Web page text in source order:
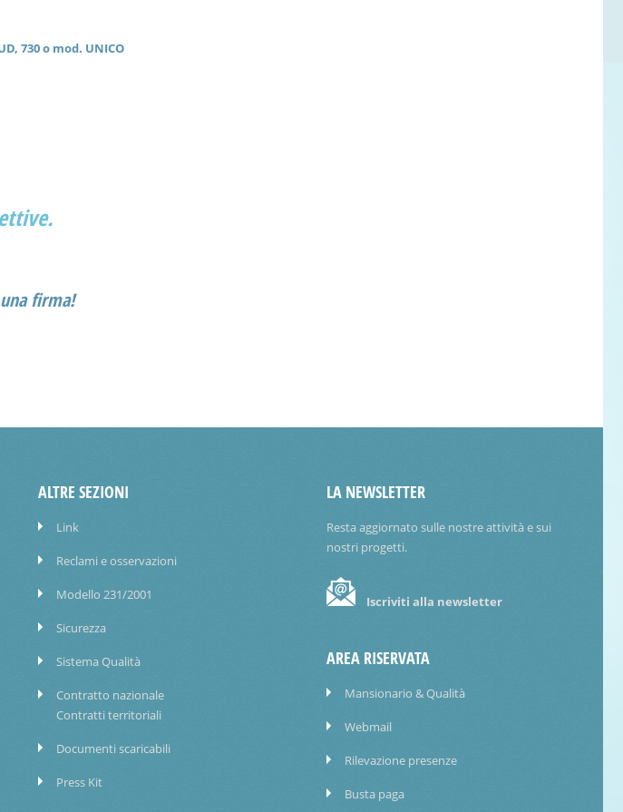
730 o mod. UNICO
firma!
ALTRE SEZIONI
Link
Reclami e osservazioni
Modello 231/2001
Sicurezza
Sistema Qualità
Contratto nazionale
Contratti territoriali
Documenti scaricabili
Press Kit
LA NEWSLETTER
Resta aggiornato sulle nostre attività e sui
nostri progetti.
Iscriviti alla newsletter
AREA RISERVATA
Mansionario & Qualità
Webmail
Rilevazione presenze
Busta paga